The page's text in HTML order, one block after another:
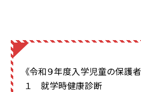
《令和９年度入学児童の保護
１ 就学時健康診断